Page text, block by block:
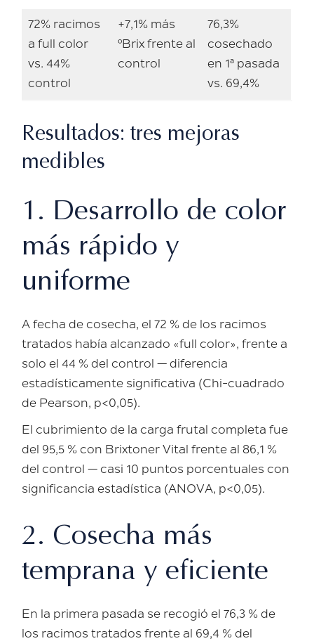
72% racimos
a full color
vs. 44%
control
+7,1% más
ºBrix frente al
control
76,3%
cosechado
en 1ª pasada
vs. 69,4%
Resultados: tres mejoras
medibles
1. Desarrollo de color
más rápido y
uniforme
A fecha de cosecha, el
72 % de los racimos
tratados había alcanzado «full color», frente a
solo el44 % del control — diferencia
estadísticamente significativa (Chi-cuadrado
de Pearson, p<0,05).
El cubrimiento de la carga frutal completa fue
del 95,5 % con Brixtoner Vital frente al86,1 %
del control — casi 10 puntos porcentuales con
significancia estadística (ANOVA, p<0,05).
2. Cosecha más
temprana y eficiente
En la primera pasada se recogió el
76,3 % de
los racimos tratados frente al 69,4 % del